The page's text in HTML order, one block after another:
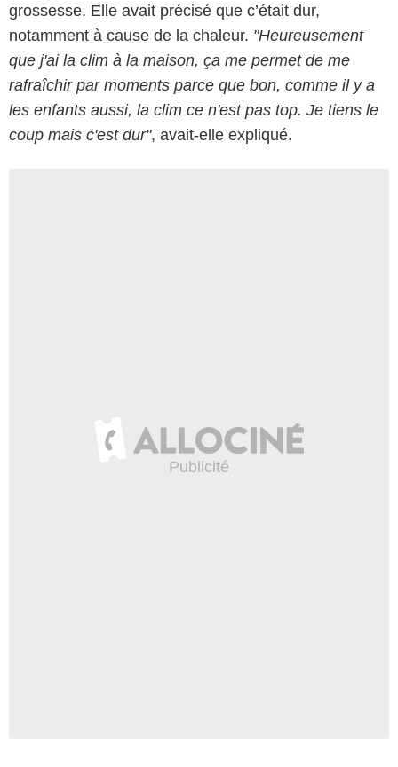
grossesse. Elle avait précisé que c’était dur,
notamment à cause de la chaleur. "Heureusement
que j'ai la clim à la maison, ça me permet de me
rafraîchir par moments parce que bon, comme il y a
les enfants aussi, la clim ce n'est pas top. Je tiens le
coup mais c'est dur", avait-elle expliqué.